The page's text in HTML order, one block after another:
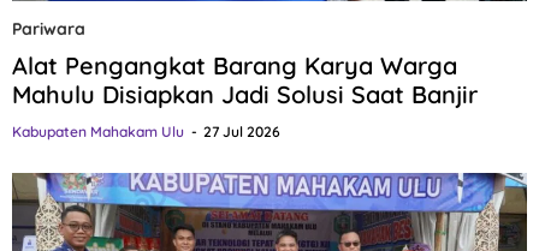
Pariwara
Alat Pengangkat Barang Karya Warga
Mahulu Disiapkan Jadi Solusi Saat Banjir
Kabupaten Mahakam Ulu 27 Jul 2026